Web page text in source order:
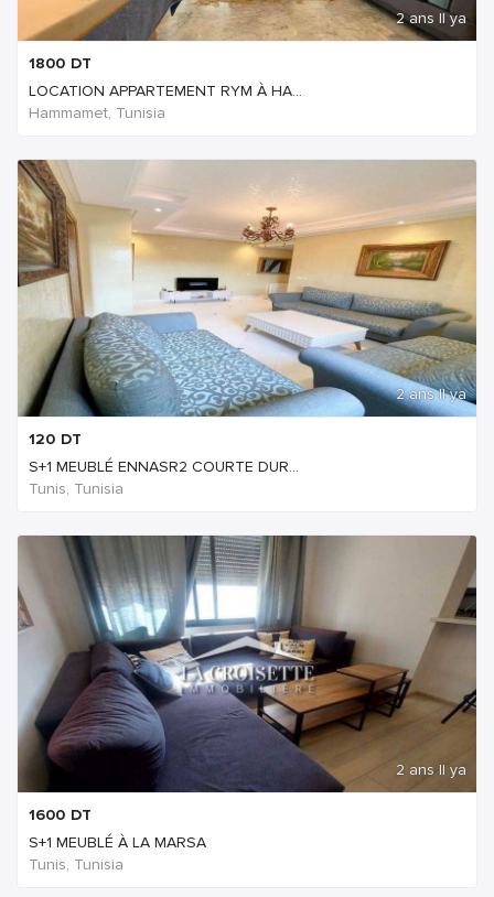
2 ans Il ya
1800 DT
LOCATION APPARTEMENT RYM À HA...
Hammamet, Tunisia
2 ans Il ya
120 DT
S+1 MEUBLÉ ENNASR2 COURTE DUR...
Tunis, Tunisia
2 ans Il ya
1600 DT
S+1 MEUBLÉ À LA MARSA
Tunis, Tunisia